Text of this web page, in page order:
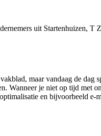
uit Startenhuizen, T
maar vandaag de dag
Wanneer je niet op tijd met
en bijvoorbeeld e-